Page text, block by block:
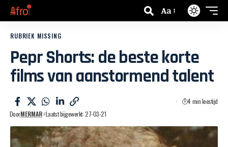
Aa
RUBRIEK MISSING
Pepr Shorts: de beste korte
films van aanstormend talent
DoorMERMAR Laatst bijgewerkt: 27-03-21
4 min leestijd